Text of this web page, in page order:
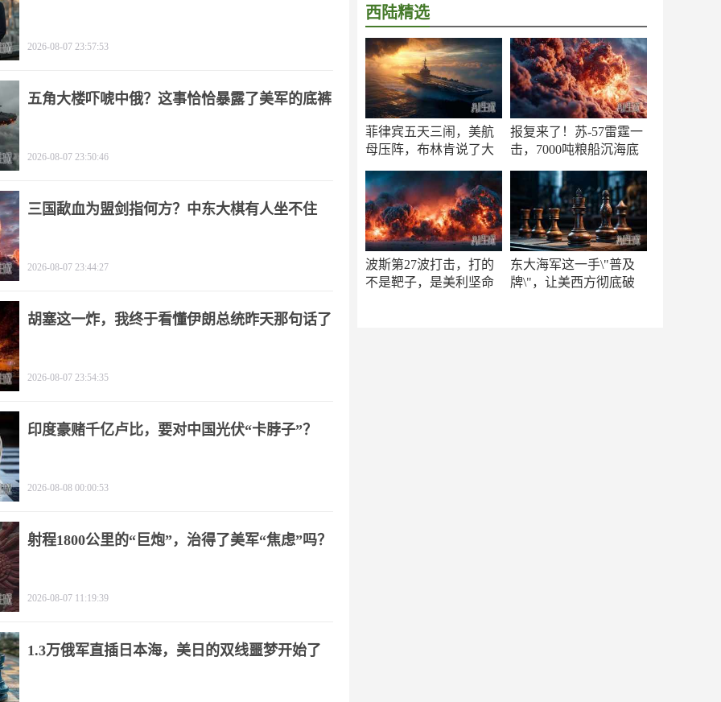
西陆精选
菲律宾五天三闹，美航
母压阵，布林肯说了大
报复来了！苏-57雷霆一
击，7000吨粮船沉海底
波斯第27波打击，打的
不是靶子，是美利坚命
东大海军这一手\"普及
牌\"，让美西方彻底破
2026-08-07 23:57:53
五角大楼吓唬中俄？这事恰恰暴露了美军的底裤
2026-08-07 23:50:46
三国歃血为盟剑指何方？中东大棋有人坐不住
2026-08-07 23:44:27
胡塞这一炸，我终于看懂伊朗总统昨天那句话了
2026-08-07 23:54:35
印度豪赌千亿卢比，要对中国光伏“卡脖子”？
2026-08-08 00:00:53
射程1800公里的“巨炮”，治得了美军“焦虑”吗？
2026-08-07 11:19:39
1.3万俄军直插日本海，美日的双线噩梦开始了